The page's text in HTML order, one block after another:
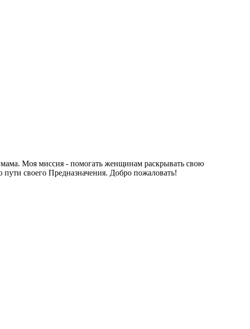
Моя миссия - помогать женщинам раскрывать свою
пути своего Предназначения. Добро пожаловать!